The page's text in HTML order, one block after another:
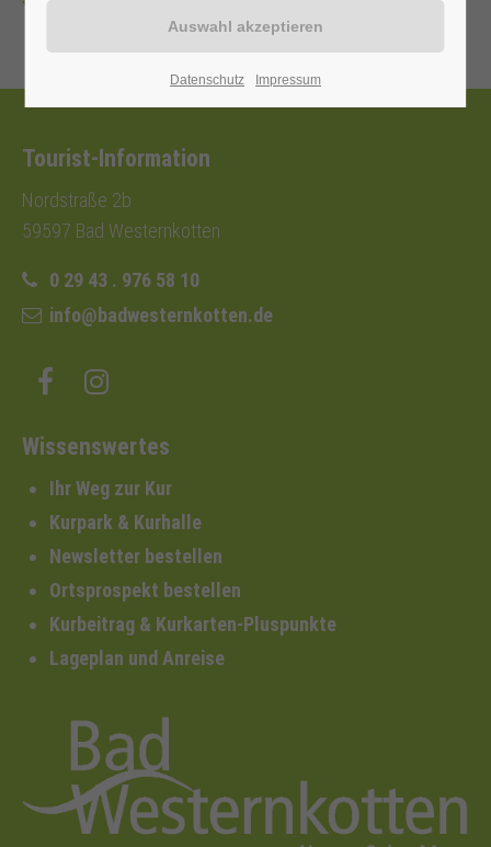
Tourist-Information
Nordstraße 2b
59597 Bad Westernkotten
0 29 43 . 976 58 10
info@badwesternkotten.de
Wissenswertes
Ihr Weg zur Kur
Kurpark & Kurhalle
Newsletter bestellen
Ortsprospekt bestellen
Kurbeitrag & Kurkarten-Pluspunkte
Lageplan und Anreise
Datenschutz Impressum